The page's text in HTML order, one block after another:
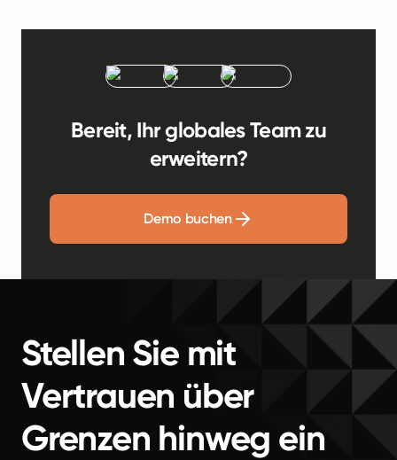
Bereit, Ihr globales Team zu
erweitern?
Demo buchen
Stellen Sie mit
Vertrauen über
Grenzen hinweg ein